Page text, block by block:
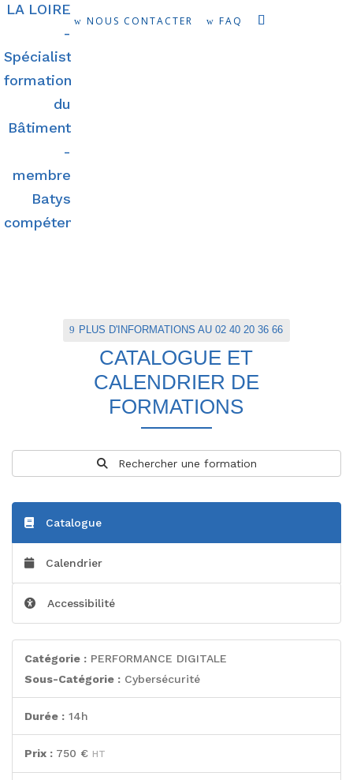
NOUS CONTACTER FAQ
PLUS D'INFORMATIONS AU 02 40 20 36 66
CATALOGUE ET
CALENDRIER DE
FORMATIONS
Rechercher une formation
Catalogue
Calendrier
Accessibilité
Catégorie : PERFORMANCE DIGITALE
Sous-Catégorie : Cybersécurité
Durée : 14h
Prix : 750 € HT